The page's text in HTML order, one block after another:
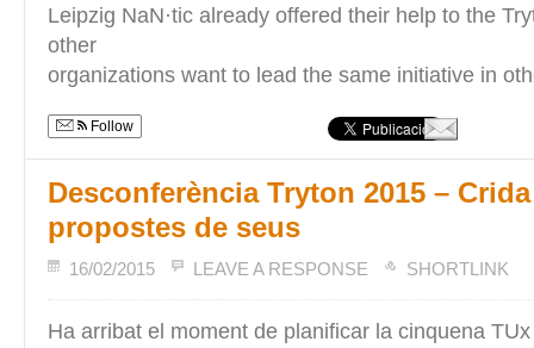
Leipzig NaN·tic already offered their help to the
other
organizations want to lead the same initiative in
Follow
Desconferència Tryton 2015 –
propostes de seus
16/02/2015 LEAVE A RESPONSE SHORTLINK
Ha arribat el moment de planificar la cinquena